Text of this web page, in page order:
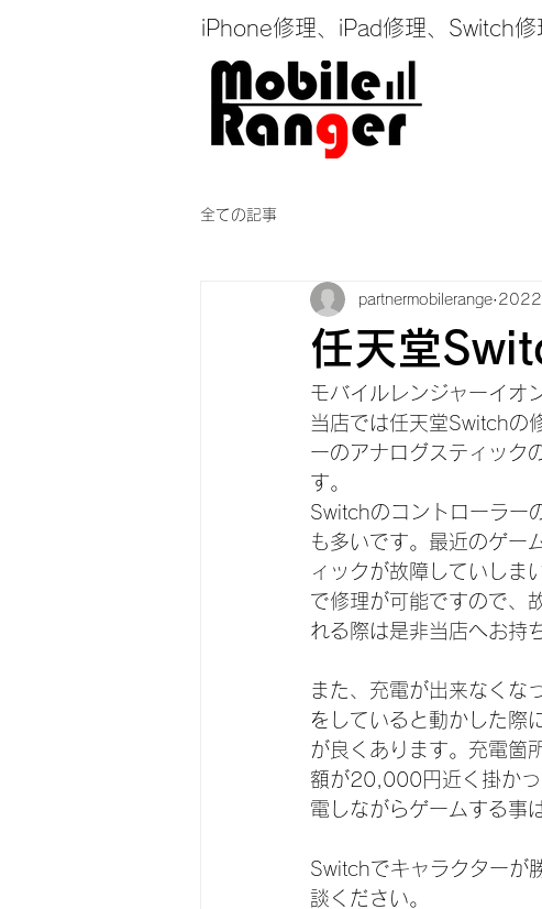
全ての記事
任天堂
partnermobilerange 2022
モバイルレンジャーイオ
当店では任天堂Switchの
ーのアナログスティック
す。
Switchのコントローラー
も多いです。最近のゲー
ィックが故障していしま
で修理が可能ですので、
れる際は是非当店へお持
また、充電が出来なくな
をしていると動かした際
が良くあります。充電箇
額が20,000円近く掛かっ
電しながらゲームする事
Switchでキャラクターが
談ください。
iPhone修理、iPad修理、Switch修